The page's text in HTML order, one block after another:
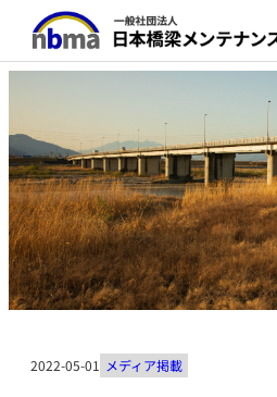
2022-05-01 メディア掲載